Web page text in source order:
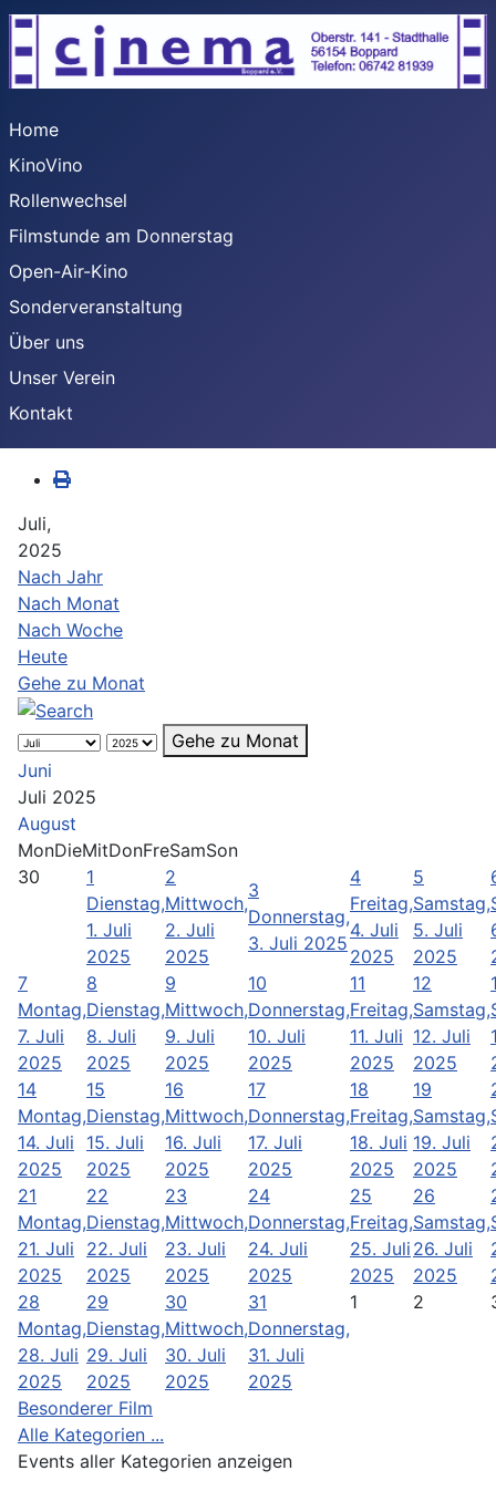
Home
KinoVino
Rollenwechsel
Filmstunde am Donnerstag
Open-Air-Kino
Sonderveranstaltung
Über uns
Unser Verein
Kontakt
Juli,
2025
Nach Jahr
Nach Monat
Nach Woche
Heute
Gehe zu Monat
Gehe zu Monat
Juni
Juli 2025
August
MonDieMitDonFreSamSon
30
1
Dienstag,
1. Juli
2025
2
Mittwoch,
2. Juli
2025
3
Donnerstag,
3. Juli 2025
4
Freitag,
4. Juli
2025
5
Samstag,
5. Juli
2025
7
Montag,
7. Juli
2025
8
Dienstag,
8. Juli
2025
9
Mittwoch,
9. Juli
2025
10
Donnerstag,
10. Juli
2025
11
Freitag,
11. Juli
2025
12
Samstag,
12. Juli
2025
14
Montag,
14. Juli
2025
15
Dienstag,
15. Juli
2025
16
Mittwoch,
16. Juli
2025
17
Donnerstag,
17. Juli
2025
18
Freitag,
18. Juli
2025
19
Samstag,
19. Juli
2025
21
Montag,
21. Juli
2025
22
Dienstag,
22. Juli
2025
23
Mittwoch,
23. Juli
2025
24
Donnerstag,
24. Juli
2025
25
Freitag,
25. Juli
2025
26
Samstag,
26. Juli
2025
28
Montag,
28. Juli
2025
29
Dienstag,
29. Juli
2025
30
Mittwoch,
30. Juli
2025
31
Donnerstag,
31. Juli
2025
1 2
Besonderer Film
Alle Kategorien ...
Events aller Kategorien anzeigen